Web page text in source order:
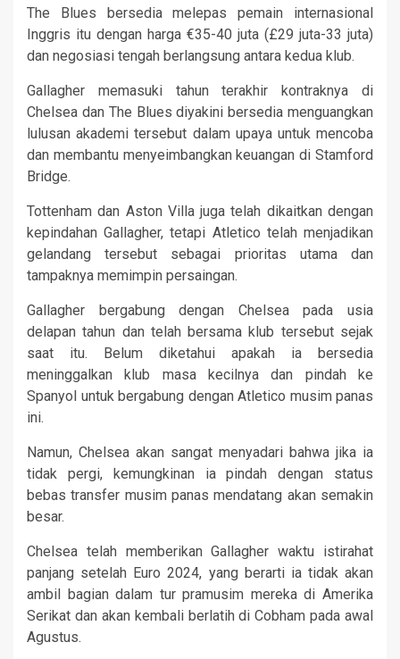
The Blues bersedia melepas pemain internasional
Inggris itu dengan harga €35-40 juta (£29 juta-33 juta)
dan negosiasi tengah berlangsung antara kedua klub.
Gallagher memasuki tahun terakhir kontraknya di
Chelsea dan The Blues diyakini bersedia menguangkan
lulusan akademi tersebut dalam upaya untuk mencoba
dan membantu menyeimbangkan keuangan di Stamford
Bridge.
Tottenham dan Aston Villa juga telah dikaitkan dengan
kepindahan Gallagher, tetapi Atletico telah menjadikan
gelandang tersebut sebagai prioritas utama dan
tampaknya memimpin persaingan.
Gallagher bergabung dengan Chelsea pada usia
delapan tahun dan telah bersama klub tersebut sejak
saat itu. Belum diketahui apakah ia bersedia
meninggalkan klub masa kecilnya dan pindah ke
Spanyol untuk bergabung dengan Atletico musim panas
ini.
Namun, Chelsea akan sangat menyadari bahwa jika ia
tidak pergi, kemungkinan ia pindah dengan status
bebas transfer musim panas mendatang akan semakin
besar.
Chelsea telah memberikan Gallagher waktu istirahat
panjang setelah Euro 2024, yang berarti ia tidak akan
ambil bagian dalam tur pramusim mereka di Amerika
Serikat dan akan kembali berlatih di Cobham pada awal
Agustus.